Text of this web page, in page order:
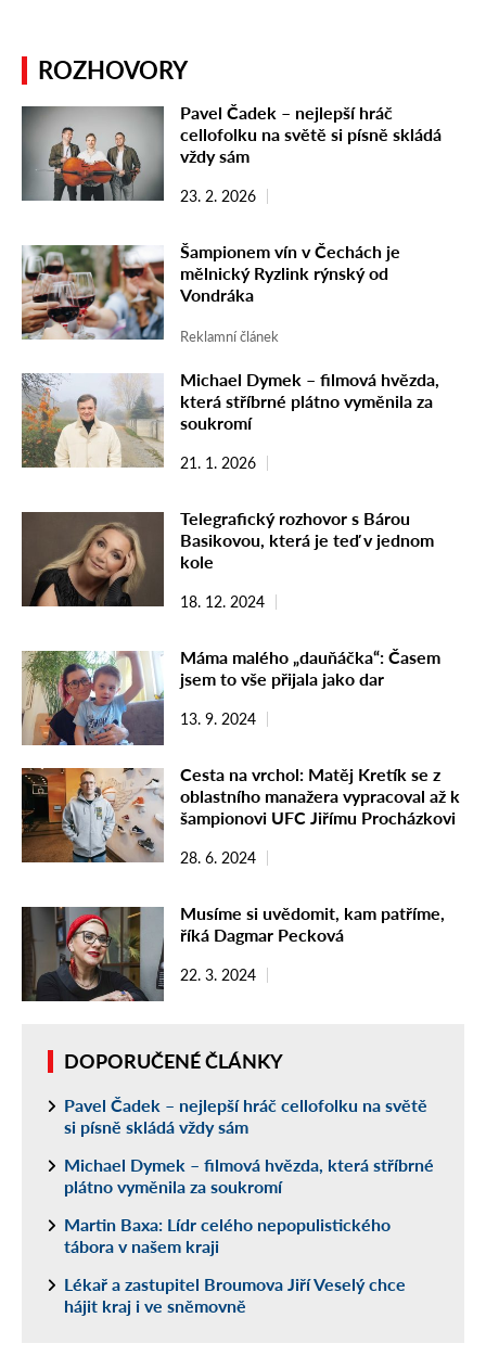
ROZHOVORY
Pavel Čadek – nejlepší hráč
cellofolku na světě si písně skládá
vždy sám
23. 2. 2026
Šampionem vín v Čechách je
mělnický Ryzlink rýnský od
Vondráka
Reklamní článek
Michael Dymek – filmová hvězda,
která stříbrné plátno vyměnila za
soukromí
21. 1. 2026
Telegrafický rozhovor s Bárou
Basikovou, která je teď v jednom
kole
18. 12. 2024
Máma malého „dauňáčka“: Časem
jsem to vše přijala jako dar
13. 9. 2024
Cesta na vrchol: Matěj Kretík se z
oblastního manažera vypracoval až k
šampionovi UFC Jiřímu Procházkovi
28. 6. 2024
Musíme si uvědomit, kam patříme,
říká Dagmar Pecková
22. 3. 2024
DOPORUČENÉ ČLÁNKY
Pavel Čadek – nejlepší hráč cellofolku na světě
si písně skládá vždy sám
Michael Dymek – filmová hvězda, která stříbrné
plátno vyměnila za soukromí
Martin Baxa: Lídr celého nepopulistického
tábora v našem kraji
Lékař a zastupitel Broumova Jiří Veselý chce
hájit kraj i ve sněmovně